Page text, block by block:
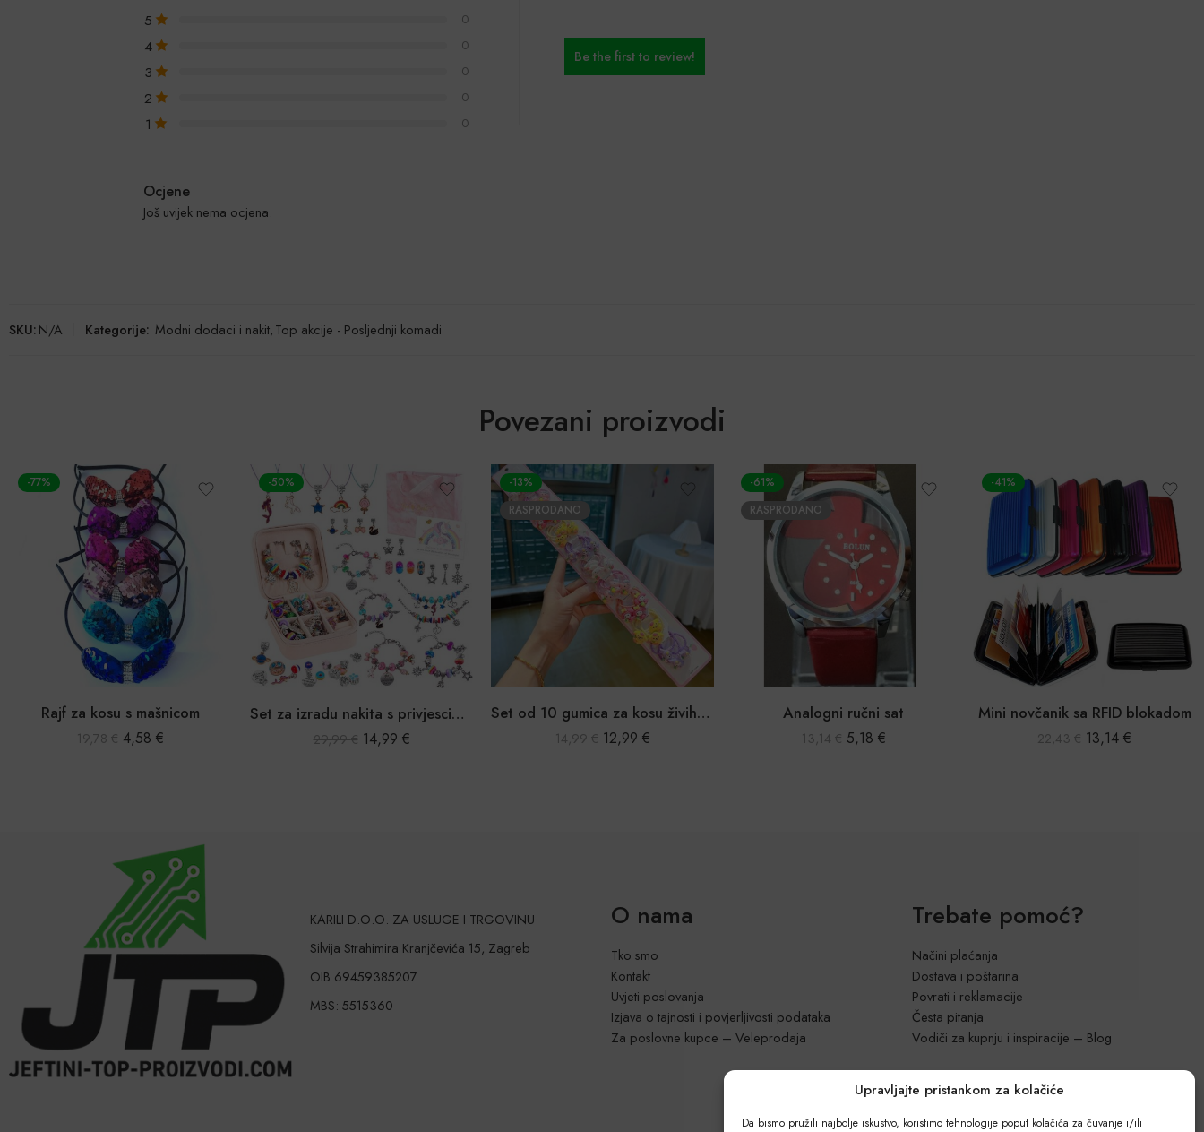
Upravljajte pristankom za kolačiće
Da bismo pružili najbolje iskustvo, koristimo tehnologije poput kolačića za čuvanje i/ili
5 0
4 0
3 0
2 0
1 0
Be the first to review!
Ocjene
Još uvijek nema ocjena.
SKU:N/A Kategorije: Modni dodaci i nakit,Top akcije - Posljednji komadi
Povezani proizvodi
-77%
Rajf za kosu s mašnicom
19,78€ 4,58 €
-50%
Set za izradu nakita s privjescima + kutija
29,99€ 14,99 €
-13%
RASPRODANO
Set od 10 gumica za kosu živih boja i oblika
14,99€ 12,99 €
-61%
RASPRODANO
Analogni ručni sat
13,14€ 5,18 €
-41%
Mini novčanik sa RFID blokadom
22,43€ 13,14 €
KARILI D.O.O. ZA USLUGE I TRGOVINU
Silvija Strahimira Kranjčevića 15, Zagreb
OIB 69459385207
MBS: 5515360
O nama
Tko smo
Kontakt
Uvjeti poslovanja
Izjava o tajnosti i povjerljivosti podataka
Za poslovne kupce – Veleprodaja
Trebate pomoć?
Načini plaćanja
Dostava i poštarina
Povrati i reklamacije
Česta pitanja
Vodiči za kupnju i inspiracije – Blog